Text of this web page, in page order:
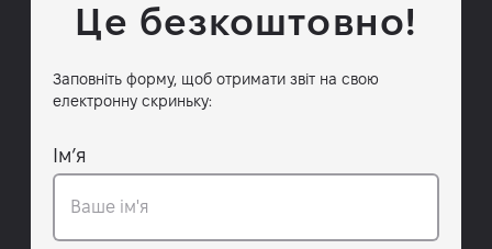
Це безкоштовно!
Заповніть форму, щоб отримати звіт на свою
електронну скриньку:
Ім’я